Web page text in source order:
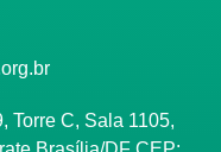
Torre C, Sala 1105,